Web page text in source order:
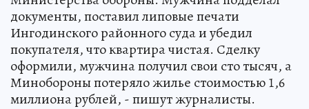
документы, поставил липовые печати
Ингодинского районного суда и убедил
покупателя, что квартира чистая. Сделку
оформили, мужчина получил свои сто тысяч, а
Минобороны потеряло жилье стоимостью 1,6
миллиона рублей, - пишут журналисты.